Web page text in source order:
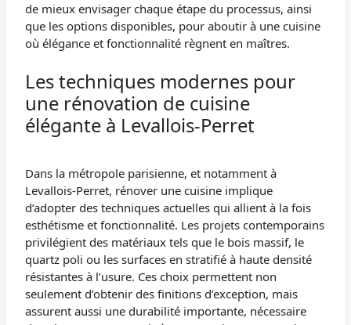
de mieux envisager chaque étape du processus, ainsi
que les options disponibles, pour aboutir à une cuisine
où élégance et fonctionnalité règnent en maîtres.
Les techniques modernes pour
une rénovation de cuisine
élégante à Levallois-Perret
Dans la métropole parisienne, et notamment à
Levallois-Perret, rénover une cuisine implique
d’adopter des techniques actuelles qui allient à la fois
esthétisme et fonctionnalité. Les projets contemporains
privilégient des matériaux tels que le bois massif, le
quartz poli ou les surfaces en stratifié à haute densité
résistantes à l’usure. Ces choix permettent non
seulement d’obtenir des finitions d’exception, mais
assurent aussi une durabilité importante, nécessaire